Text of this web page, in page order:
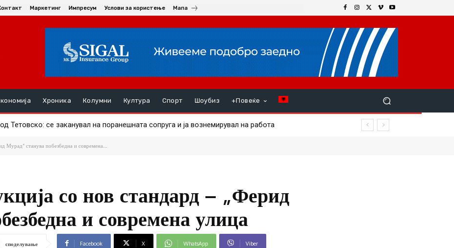
Маркетинг Импресум Услови за користење Мапа
Хроника Колумни Култура Спорт Шоубиз +Повеќе
за здравство се сретна со претставници на ХЕМА-ОНКО
Тетовскo: се заканувал на поранешната сопруга и ја вознемирувал на работа
Мурад“ станува побезбедна и современа...
со нов стандард – „Ферид
и современа улица
споделување Facebook X WhatsApp Viber